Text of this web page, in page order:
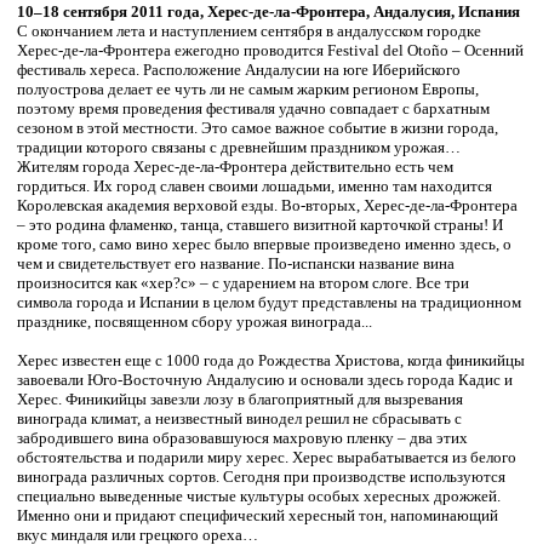
10–18 сентября 2011 года, Херес-де-ла-Фронтера, Андалусия, Испания
С окончанием лета и наступлением сентября в андалусском городке
Херес-де-ла-Фронтера ежегодно проводится Festival del Otoño – Осенний
фестиваль хереса. Расположение Андалусии на юге Иберийского
полуострова делает ее чуть ли не самым жарким регионом Европы,
поэтому время проведения фестиваля удачно совпадает с бархатным
сезоном в этой местности. Это самое важное событие в жизни города,
традиции которого связаны с древнейшим праздником урожая…
Жителям города Херес-де-ла-Фронтера действительно есть чем
гордиться. Их город славен своими лошадьми, именно там находится
Королевская академия верховой езды. Во-вторых, Херес-де-ла-Фронтера
– это родина фламенко, танца, ставшего визитной карточкой страны! И
кроме того, само вино херес было впервые произведено именно здесь, о
чем и свидетельствует его название. По-испански название вина
произносится как «хер?с» – с ударением на втором слоге. Все три
символа города и Испании в целом будут представлены на традиционном
празднике, посвященном сбору урожая винограда...
Херес известен еще с 1000 года до Рождества Христова, когда финикийцы
завоевали Юго-Восточную Андалусию и основали здесь города Кадис и
Херес. Финикийцы завезли лозу в благоприятный для вызревания
винограда климат, а неизвестный винодел решил не сбрасывать с
забродившего вина образовавшуюся махровую пленку – два этих
обстоятельства и подарили миру херес. Херес вырабатывается из белого
винограда различных сортов. Сегодня при производстве используются
специально выведенные чистые культуры особых хересных дрожжей.
Именно они и придают специфический хересный тон, напоминающий
вкус миндаля или грецкого ореха…